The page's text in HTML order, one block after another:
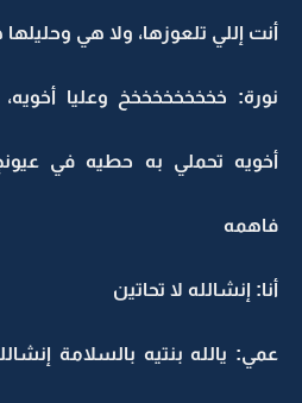
أنت إللي تلعوزها، ولا هي وحليلها
نورة: خخخخخخخخخخ وعليا
أخويه تحملي به حطيه في عيونج
فاهمه
أنا: إنشالله لا تحاتين
عمي: يالله بنتيه بالسلامة